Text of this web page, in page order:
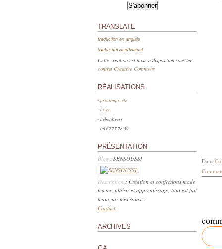
TRANSLATE
traduction en anglais
traduction en allemand
Cette création est mise à disposition sous un
contrat Creative Commons
RÉALISATIONS
-printemps, été
-hiver
- bébé, divers
06 62 77 78 59
PRÉSENTATION
Blog : SENSOUSSI
Description : Création et confections mode
femme, plaisir et apprentissage; tout est fait
main par mes soins....
Contact
ARCHIVES
Dans